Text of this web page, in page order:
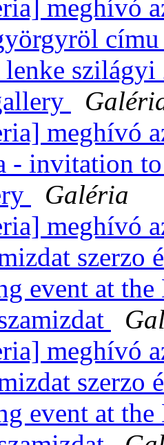
meghívó
szilágyi
meghívó
- invitation
Galéria
meghívó
szerzo
event at
meghívó
szerzo
event at